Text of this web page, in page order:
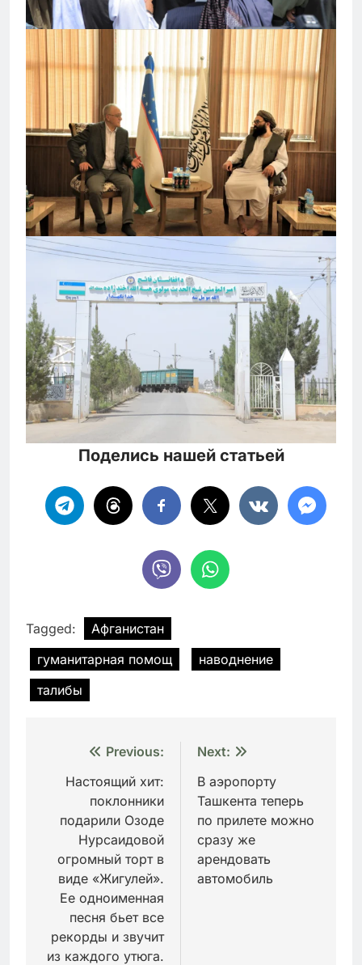
Поделись нашей статьей
Tagged:
Афганистан
гуманитарная помощ
наводнение
талибы
Навигация
записям
Previous:
Настоящий хит:
поклонники
подарили Озоде
Нурсаидовой
огромный торт в
виде «Жигулей».
Ее одноименная
песня бьет все
рекорды и звучит
из каждого утюга.
Next:
В аэропорту
Ташкента теперь
по прилете можно
сразу же
арендовать
автомобиль